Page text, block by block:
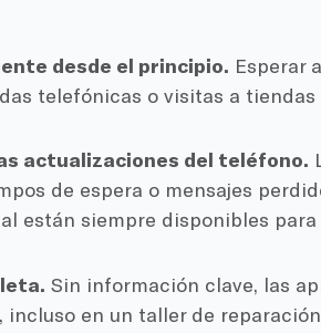
desde el principio. Esperar
telefónicas o visitas a
actualizaciones del teléfono.
de espera o mensajes
están siempre disponibles para
Sin información clave, las
incluso en un taller de